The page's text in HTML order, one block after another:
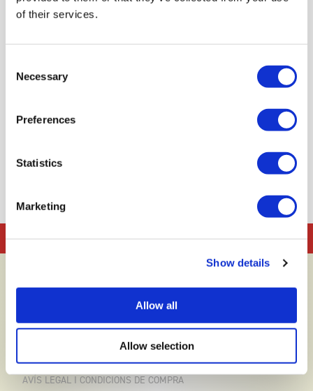
of their services.
Selection
Necessary
Preferences
Statistics
Marketing
Show details
Allow all
Allow selection
mediambiental i orientació espacial
Reserves Contacte
AVÍS LEGAL I CONDICIONS DE COMPRA